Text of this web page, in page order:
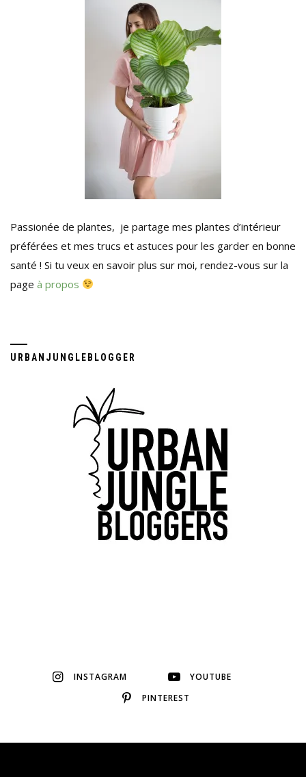
Passionée de plantes, je partage mes plantes d’intérieur
préférées et mes trucs et astuces pour les garder en bonne
santé ! Si tu veux en savoir plus sur moi, rendez-vous sur la
page à propos
URBANJUNGLEBLOGGER
INSTAGRAM
YOUTUBE
PINTEREST